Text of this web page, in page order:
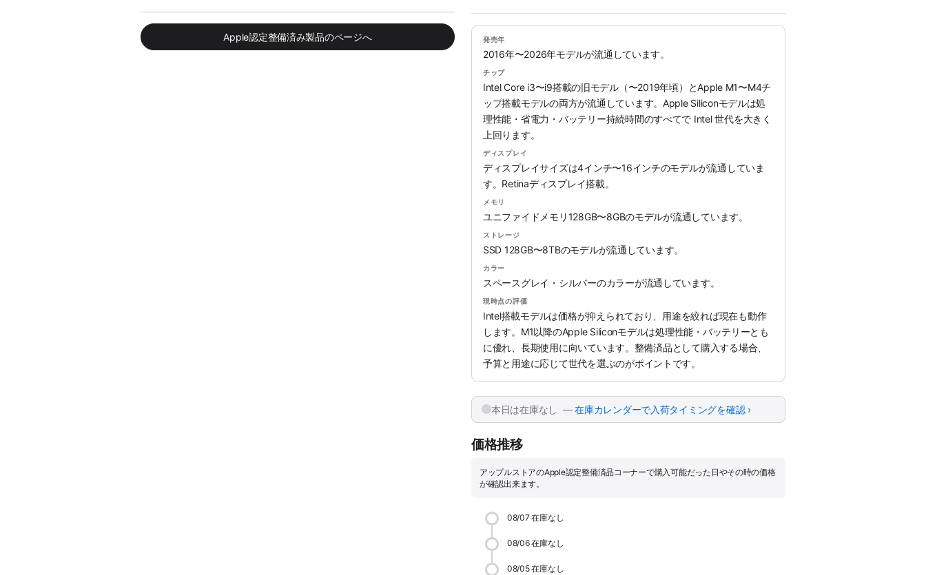
Apple認定整備済み製品のページへ 発売年
2016年〜2026年モデルが流通しています。
チップ
Intel Core i3〜i9搭載の旧モデル（〜2019年頃）とApple M1〜M4チ
ップ搭載モデルの両方が流通しています。Apple Siliconモデルは処
理性能・省電力・バッテリー持続時間のすべてで Intel 世代を大きく
上回ります。
ディスプレイ
ディスプレイサイズは4インチ〜16インチのモデルが流通していま
す。Retinaディスプレイ搭載。
メモリ
ユニファイドメモリ128GB〜8GBのモデルが流通しています。
ストレージ
SSD 128GB〜8TBのモデルが流通しています。
カラー
スペースグレイ・シルバーのカラーが流通しています。
現時点の評価
Intel搭載モデルは価格が抑えられており、用途を絞れば現在も動作
します。M1以降のApple Siliconモデルは処理性能・バッテリーとも
に優れ、長期使用に向いています。整備済品として購入する場合、
予算と用途に応じて世代を選ぶのがポイントです。
本日は在庫なし —在庫カレンダーで入荷タイミングを確認 ›
価格推移
アップルストアのApple認定整備済品コーナーで購入可能だった日やその時の価格
が確認出来ます。
08/07在庫なし
08/06在庫なし
08/05在庫なし